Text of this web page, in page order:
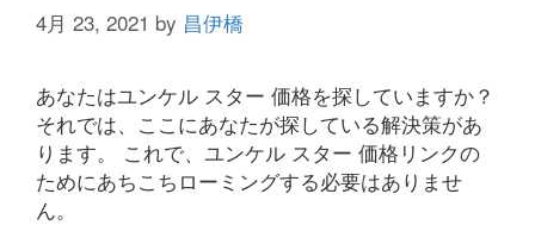
4月 23, 2021 by 昌伊橋
あなたはユンケル スター 価格を探していますか？
それでは、ここにあなたが探している解決策があ
ります。 これで、ユンケル スター 価格リンクの
ためにあちこちローミングする必要はありませ
ん。